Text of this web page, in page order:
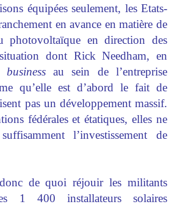
équipées seulement, les Etats-
en avance en matière de
photovoltaïque en direction des
dont Rick Needham, en
businessau sein de l’entreprise
qu’elle est d’abord le fait de
pas un développement massif.
fédérales et étatiques, elles ne
l’investissement de
de quoi réjouir les militants
1 400 installateurs solaires